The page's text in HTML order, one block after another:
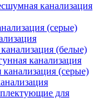
канализация
(серые)
(белые)
канализация
(серые)
для